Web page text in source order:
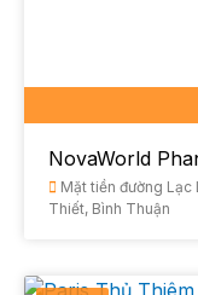
NovaWorld
Mặt tiền đường Lạc
Thiết, Bình Thuận